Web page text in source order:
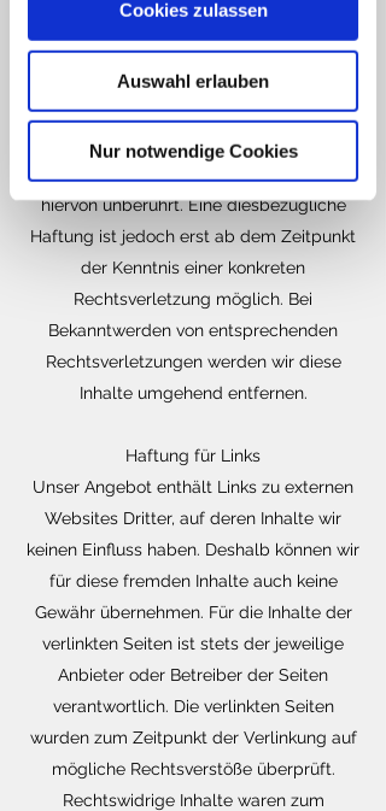
Cookies zulassen
Auswahl erlauben
Nur notwendige Cookies
überwachen oder nach Umständen zu
forschen, die auf eine rechtswidrige
Tätigkeit hinweisen.
Verpflichtungen zur Entfernung oder
Sperrung der Nutzung von Informationen
hiervon unberührt. Eine diesbezügliche
Haftung ist jedoch erst ab dem Zeitpunkt
der Kenntnis einer konkreten
Rechtsverletzung möglich. Bei
Bekanntwerden von entsprechenden
Rechtsverletzungen werden wir diese
Inhalte umgehend entfernen.
Haftung für Links
Unser Angebot enthält Links zu externen
Websites Dritter, auf deren Inhalte wir
keinen Einfluss haben. Deshalb können wir
für diese fremden Inhalte auch keine
Gewähr übernehmen. Für die Inhalte der
verlinkten Seiten ist stets der jeweilige
Anbieter oder Betreiber der Seiten
verantwortlich. Die verlinkten Seiten
wurden zum Zeitpunkt der Verlinkung auf
mögliche Rechtsverstöße überprüft.
Rechtswidrige Inhalte waren zum